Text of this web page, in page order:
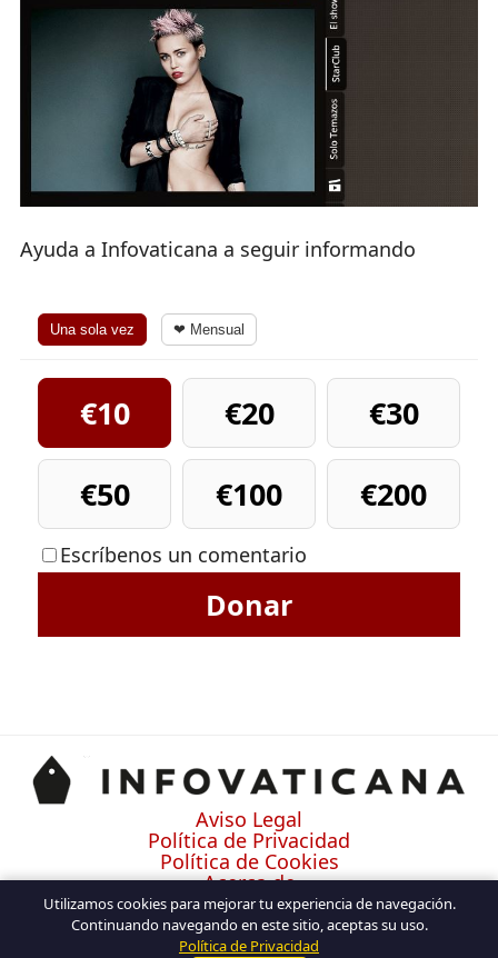
Ayuda a Infovaticana a seguir informando
Una sola vez ❤ Mensual
€10 €20
€30
€50
€100 €200
Escríbenos un comentario
Donar
Aviso Legal
Política de Privacidad
Política de Cookies
Acerca de
Contacto
Utilizamos cookies para mejorar tu experiencia de navegación.
Continuando navegando en este sitio, aceptas su uso.
Política de Privacidad